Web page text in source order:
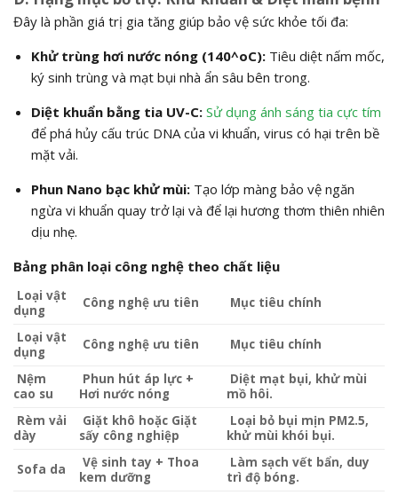
Đây là phần giá trị gia tăng giúp bảo vệ sức khỏe tối đa:
Khử trùng hơi nước nóng (140^oC):Tiêu diệt nấm mốc,
ký sinh trùng và mạt bụi nhà ẩn sâu bên trong.
Diệt khuẩn bằng tia UV-C: Sử dụng ánh sáng tia cực tím
để phá hủy cấu trúc DNA của vi khuẩn, virus có hại trên bề
mặt vải.
Phun Nano bạc khử mùi:Tạo lớp màng bảo vệ ngăn
ngừa vi khuẩn quay trở lại và để lại hương thơm thiên nhiên
dịu nhẹ.
Bảng phân loại công nghệ theo chất liệu
Loại vật
dụng
Công nghệ ưu tiên Mục tiêu chính
Loại vật
dụng
Công nghệ ưu tiên Mục tiêu chính
Nệm
cao su
Phun hút áp lực +
Hơi nước nóng
Diệt mạt bụi, khử mùi
mồ hôi.
Rèm vải
dày
Giặt khô hoặc Giặt
sấy công nghiệp
Loại bỏ bụi mịn PM2.5,
khử mùi khói bụi.
Sofa da
Vệ sinh tay + Thoa
kem dưỡng
Làm sạch vết bẩn, duy
trì độ bóng.